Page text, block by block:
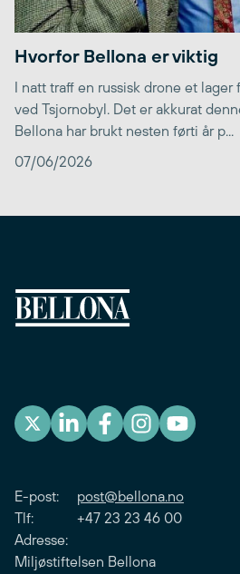
Hvorfor Bellona er viktig
I natt traff en russisk drone et
ved Tsjornobyl. Det er akkurat
Bellona har brukt nesten førti år p...
07/06/2026
E-post: post@bellona.no
Tlf: +47 23 23 46 00
Adresse:
Miljøstiftelsen Bellona